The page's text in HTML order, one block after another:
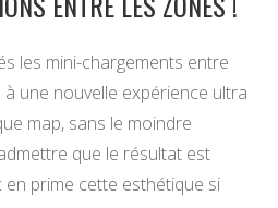
les mini-chargements entre
une nouvelle expérience ultra
map, sans le moindre
que le résultat est
prime cette esthétique si